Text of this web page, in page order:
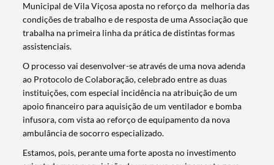
Municipal de Vila Viçosa aposta no reforço da melhoria das
condições de trabalho e de resposta de uma Associação que
trabalha na primeira linha da prática de distintas formas
assistenciais.
O processo vai desenvolver-se através de uma nova adenda
ao Protocolo de Colaboração, celebrado entre as duas
instituições, com especial incidência na atribuição de um
apoio financeiro para aquisição de um ventilador e bomba
infusora, com vista ao reforço de equipamento da nova
ambulância de socorro especializado.
Estamos, pois, perante uma forte aposta no investimento